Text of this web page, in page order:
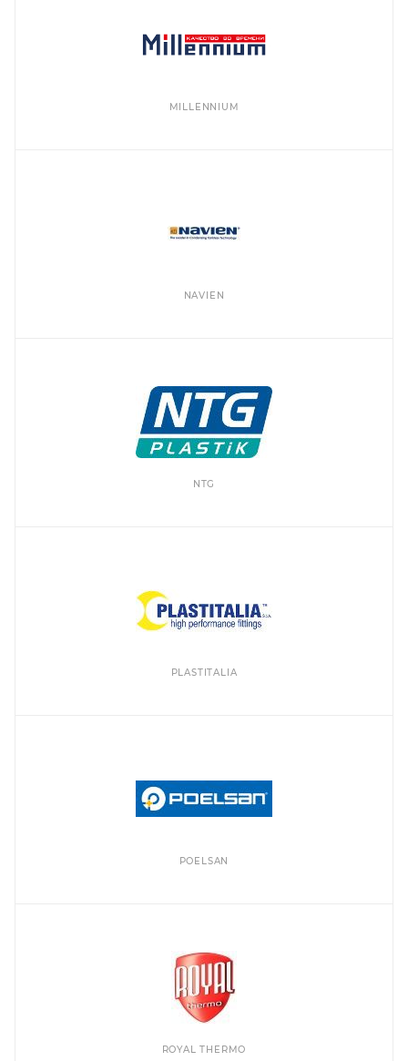
MILLENNIUM
NAVIEN
NTG
PLASTITALIA
POELSAN
ROYAL THERMO